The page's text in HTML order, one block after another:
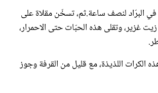
في البرّاد لنصف ساعة.ثم، تسخّن مقلاة على
غزير، وتقلى هذه الحبّات حتى الاحمرار،
الكرات اللذيذة، مع قليل من القرفة وجوز